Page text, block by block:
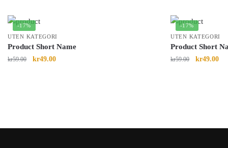
-17%
UTEN KATEGORI
Product Short Name
kr59.00 kr49.00
-17%
UTEN KATEGORI
Product Short
kr59.00 kr49.00